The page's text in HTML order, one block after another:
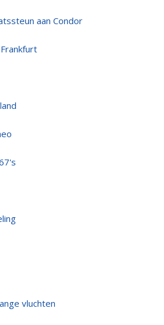
aan Condor
vluchten